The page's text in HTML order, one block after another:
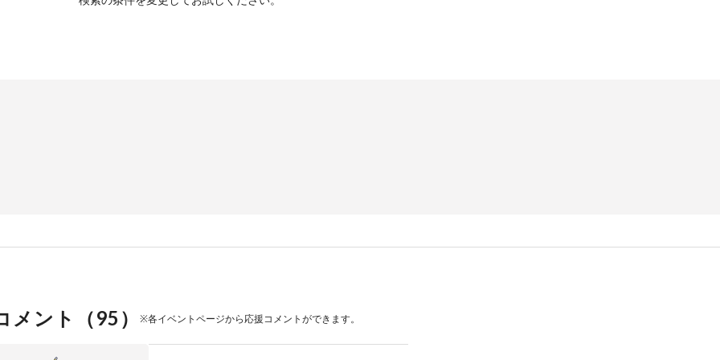
メント（95 ） ※各イベントページから応援コメントができます。